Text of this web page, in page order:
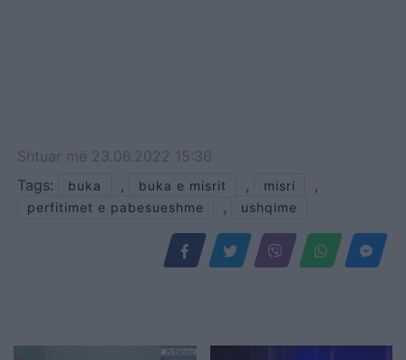
Shtuar më 23.06.2022 15:36
Tags:
buka , buka e misrit , misri ,
perfitimet e pabesueshme , ushqime